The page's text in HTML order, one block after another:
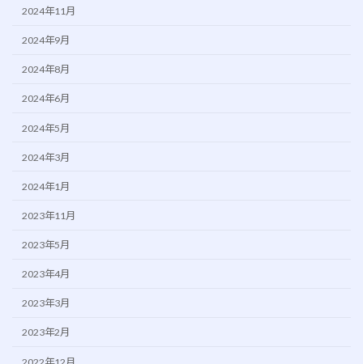
2024年11月
2024年9月
2024年8月
2024年6月
2024年5月
2024年3月
2024年1月
2023年11月
2023年5月
2023年4月
2023年3月
2023年2月